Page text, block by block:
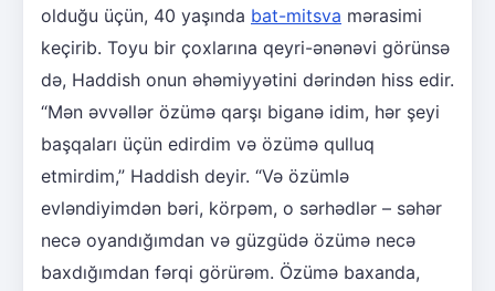
olduğu üçün, 40 yaşında bat-mitsva mərasimi
keçirib. Toyu bir çoxlarına qeyri-ənənəvi görünsə
də, Haddish onun əhəmiyyətini dərindən hiss edir.
“Mən əvvəllər özümə qarşı biganə idim, hər şeyi
başqaları üçün edirdim və özümə qulluq
etmirdim,” Haddish deyir. “Və özümlə
evləndiyimdən bəri, körpəm, o sərhədlər – səhər
necə oyandığımdan və güzgüdə özümə necə
baxdığımdan fərqi görürəm. Özümə baxanda,